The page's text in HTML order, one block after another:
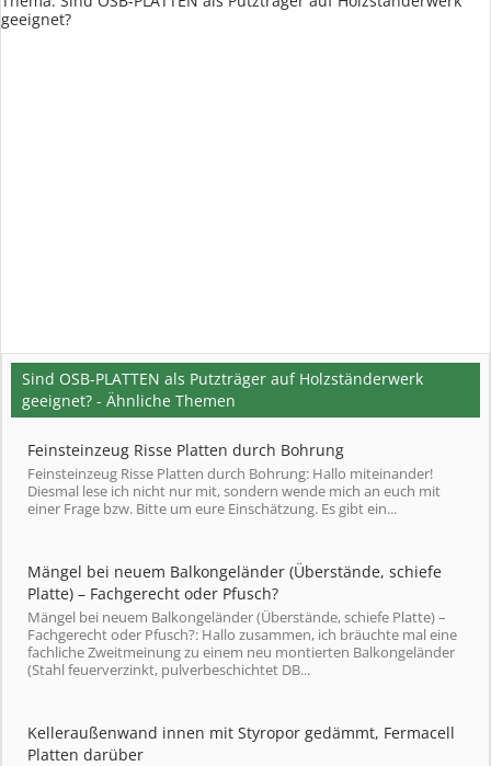
geeignet?
Sind OSB-PLATTEN als Putzträger auf Holzständerwerk
geeignet? - Ähnliche Themen
Feinsteinzeug Risse Platten durch Bohrung
Feinsteinzeug Risse Platten durch Bohrung: Hallo miteinander!
Diesmal lese ich nicht nur mit, sondern wende mich an euch mit
einer Frage bzw. Bitte um eure Einschätzung. Es gibt ein...
Mängel bei neuem Balkongeländer (Überstände, schiefe
Platte) – Fachgerecht oder Pfusch?
Mängel bei neuem Balkongeländer (Überstände, schiefe Platte) –
Fachgerecht oder Pfusch?: Hallo zusammen, ich bräuchte mal eine
fachliche Zweitmeinung zu einem neu montierten Balkongeländer
(Stahl feuerverzinkt, pulverbeschichtet DB...
Kelleraußenwand innen mit Styropor gedämmt, Fermacell
Platten darüber